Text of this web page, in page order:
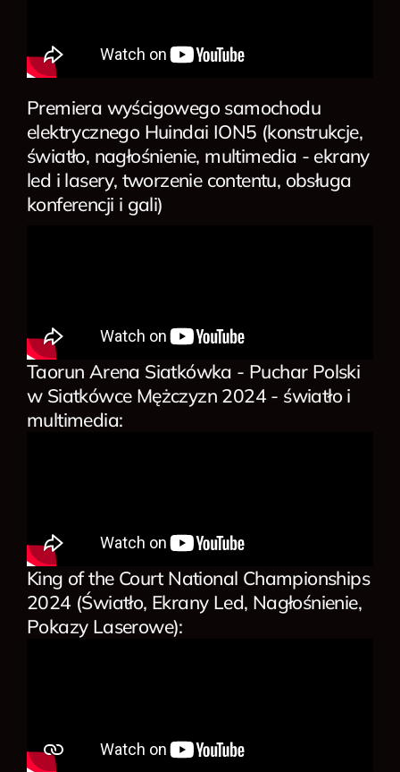
Premiera wyścigowego samochodu
elektrycznego Huindai ION5 (konstrukcje,
światło, nagłośnienie, multimedia - ekrany
led i lasery, tworzenie contentu, obsługa
konferencji i gali)
Taorun Arena Siatkówka - Puchar Polski
w Siatkówce Mężczyzn 2024 - światło i
multimedia:
King of the Court National Championships
2024 (Światło, Ekrany Led, Nagłośnienie,
Pokazy Laserowe):